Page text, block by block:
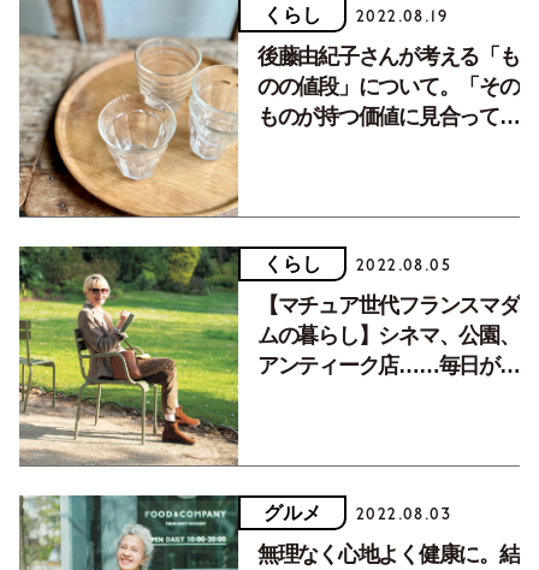
くらし 2022.08.19
後藤由紀子さんが考える「も
のの値段」について。「その
ものが持つ価値に見合ってい
くらし 2022.08.05
【マチュア世代フランスマダ
ムの暮らし】シネマ、公園、
アンティーク店……毎日が新
グルメ 2022.08.03
無理なく心地よく健康に。結